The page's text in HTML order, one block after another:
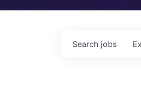
Search jobs